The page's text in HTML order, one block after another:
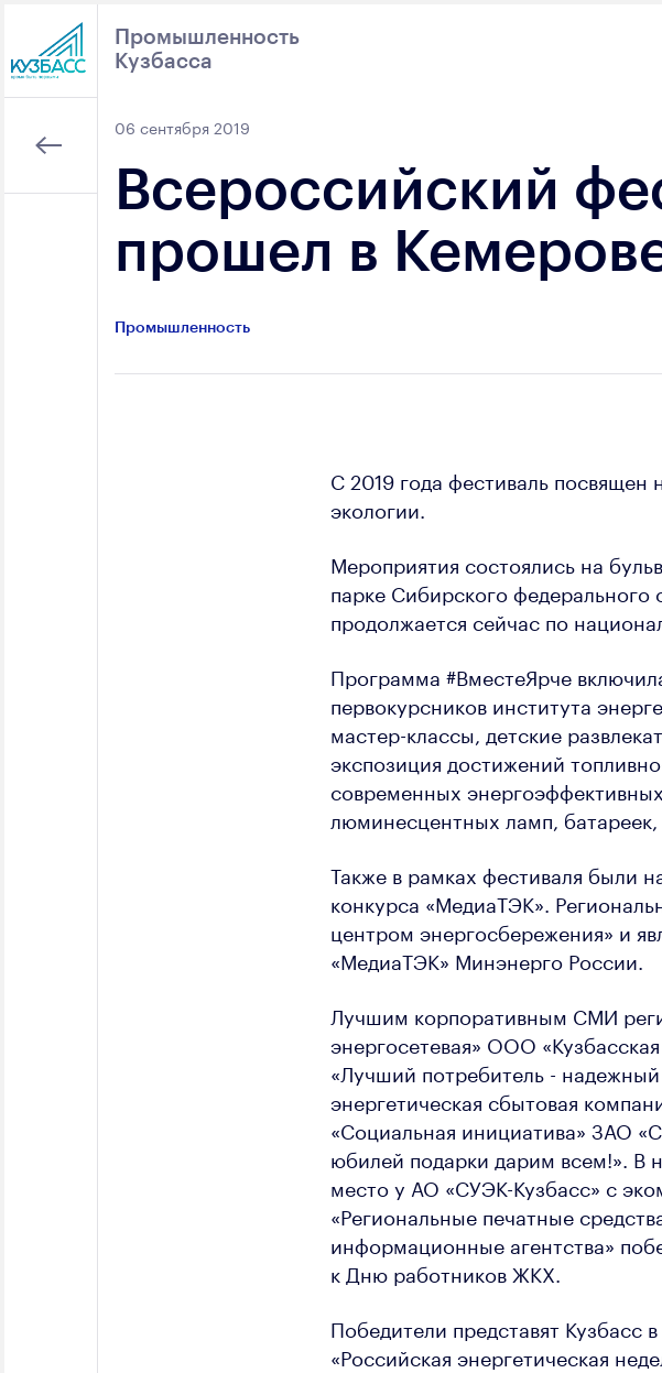
Промышленность
Кузбасса
06 сентября 2019
Всероссийский
прошел в
Промышленность
С 2019 года фестиваль
экологии.
Мероприятия состоялись на
парке Сибирского федерального
продолжается сейчас по
Программа #ВместеЯрче
первокурсников института
мастер-классы, детские
экспозиция достижений
современных
люминесцентных ламп, батареек,
Также в рамках фестиваля были
конкурса «МедиаТЭК».
центром энергосбережения» и
«МедиаТЭК» Минэнерго России.
Лучшим корпоративным СМИ
энергосетевая» ООО
«Лучший потребитель -
энергетическая сбытовая
«Социальная инициатива» ЗАО
юбилей подарки дарим всем!». В
место у АО «СУЭК-Кузбасс» с
«Региональные печатные
информационные агентства»
к Дню работников ЖКХ.
Победители представят
«Российская энергетическая